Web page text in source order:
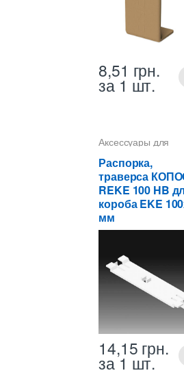
8,51 грн.
за 1 шт.
Аксессуары для
Распорка,
траверса
REKE 100 HB
короба EKE
мм
14,15 грн.
за 1 шт.